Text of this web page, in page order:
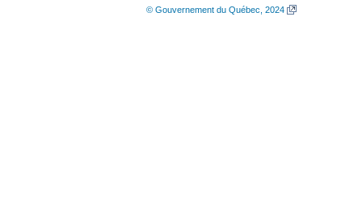
© Gouvernement du Québec, 2024